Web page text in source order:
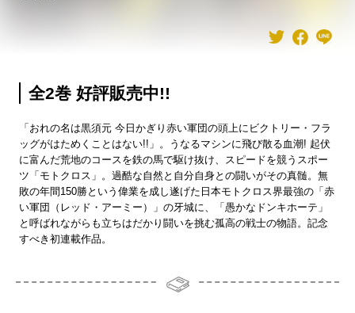
全2巻 好評販売中!!
「おれの名は黒須元 今日かぎり赤い軍団の頭上にビクトリー・フラ
ッグがはためくことはない!!」。うなるマシンに飛び散る血潮! 起伏
に富んだ荒地のコースを鉄の馬で駆け抜け、スピードを競うスポー
ツ「モトクロス」。過酷な自然と自分自身との闘いがその真髄。無
敗の年間150勝という偉業を成し遂げた日本モトクロス界最強の「赤
い軍団（レッド・アーミー）」の牙城に、「愚かなドンキホーテ」
と呼ばれながらも立ちはだかり闘いを挑む孤高の戦士の物語。記念
すべき初連載作品。